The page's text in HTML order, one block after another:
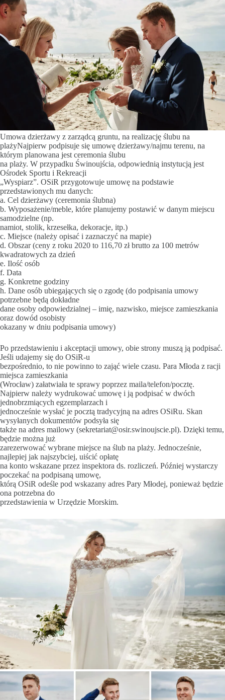
Umowa dzierżawy z zarządcą gruntu, na realizację ślubu na
plażyNajpierw podpisuje się umowę dzierżawy/najmu terenu, na
którym planowana jest ceremonia ślubu
na plaży. W przypadku Świnoujścia, odpowiednią instytucją jest
Ośrodek Sportu i Rekreacji
„Wyspiarz”. OSiR przygotowuje umowę na podstawie
przedstawionych mu danych:
a. Cel dzierżawy (ceremonia ślubna)
b. Wyposażenie/meble, które planujemy postawić w danym miejscu
samodzielne (np.
namiot, stolik, krzesełka, dekoracje, itp.)
c. Miejsce (należy opisać i zaznaczyć na mapie)
d. Obszar (ceny z roku 2020 to 116,70 zł brutto za 100 metrów
kwadratowych za dzień
e. Ilość osób
f. Data
g. Konkretne godziny
h. Dane osób ubiegających się o zgodę (do podpisania umowy
potrzebne będą dokładne
dane osoby odpowiedzialnej – imię, nazwisko, miejsce zamieszkania
oraz dowód osobisty
okazany w dniu podpisania umowy)
Po przedstawieniu i akceptacji umowy, obie strony muszą ją podpisać.
Jeśli udajemy się do OSiR-u
bezpośrednio, to nie powinno to zająć wiele czasu. Para Młoda z racji
miejsca zamieszkania
(Wrocław) załatwiała te sprawy poprzez maila/telefon/pocztę.
Najpierw należy wydrukować umowę i ją podpisać w dwóch
jednobrzmiących egzemplarzach i
jednocześnie wysłać je pocztą tradycyjną na adres OSiRu. Skan
wysyłanych dokumentów podsyła się
także na adres mailowy (sekretariat@osir.swinoujscie.pl). Dzięki temu,
będzie można już
zarezerwować wybrane miejsce na ślub na plaży. Jednocześnie,
najlepiej jak najszybciej, uiścić opłatę
na konto wskazane przez inspektora ds. rozliczeń. Później wystarczy
poczekać na podpisaną umowę,
którą OSiR odeśle pod wskazany adres Pary Młodej, ponieważ będzie
ona potrzebna do
przedstawienia w Urzędzie Morskim.